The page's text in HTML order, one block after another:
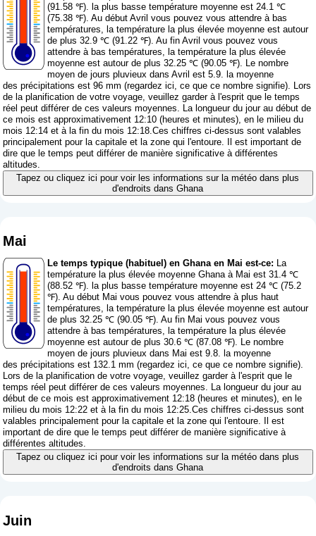
(91.58 ℉). la plus basse température moyenne est 24.1 ℃
(75.38 ℉). Au début Avril vous pouvez vous attendre à bas
températures, la température la plus élevée moyenne est autour
de plus 32.9 ℃ (91.22 ℉). Au fin Avril vous pouvez vous
attendre à bas températures, la température la plus élevée
moyenne est autour de plus 32.25 ℃ (90.05 ℉). Le nombre
moyen de jours pluvieux dans Avril est 5.9. la moyenne
des précipitations est 96 mm (regardez ici, ce que ce nombre signifie). Lors
de la planification de votre voyage, veuillez garder à l'esprit que le temps
réel peut différer de ces valeurs moyennes. La longueur du jour au début de
ce mois est approximativement 12:10 (heures et minutes), en le milieu du
mois 12:14 et à la fin du mois 12:18.Ces chiffres ci-dessus sont valables
principalement pour la capitale et la zone qui l'entoure. Il est important de
dire que le temps peut différer de manière significative à différentes
altitudes.
Tapez ou cliquez ici pour voir les informations sur la météo dans plus
d'endroits dans Ghana
Mai
Le temps typique (habituel) en Ghana en Mai est-ce: La
température la plus élevée moyenne Ghana à Mai est 31.4 ℃
(88.52 ℉). la plus basse température moyenne est 24 ℃ (75.2
℉). Au début Mai vous pouvez vous attendre à plus haut
températures, la température la plus élevée moyenne est autour
de plus 32.25 ℃ (90.05 ℉). Au fin Mai vous pouvez vous
attendre à bas températures, la température la plus élevée
moyenne est autour de plus 30.6 ℃ (87.08 ℉). Le nombre
moyen de jours pluvieux dans Mai est 9.8. la moyenne
des précipitations est 132.1 mm (regardez ici, ce que ce nombre signifie).
Lors de la planification de votre voyage, veuillez garder à l'esprit que le
temps réel peut différer de ces valeurs moyennes. La longueur du jour au
début de ce mois est approximativement 12:18 (heures et minutes), en le
milieu du mois 12:22 et à la fin du mois 12:25.Ces chiffres ci-dessus sont
valables principalement pour la capitale et la zone qui l'entoure. Il est
important de dire que le temps peut différer de manière significative à
différentes altitudes.
Tapez ou cliquez ici pour voir les informations sur la météo dans plus
d'endroits dans Ghana
Juin